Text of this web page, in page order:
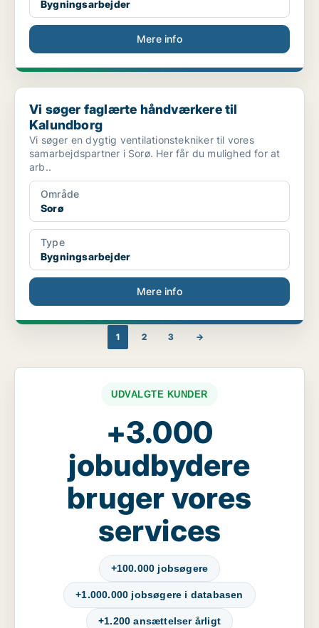
Bygningsarbejder
Mere info
Vi søger faglærte håndværkere til Kalundborg
Vi søger faglærte håndværkere til
Kalundborg
Vi søger en dygtig ventilationstekniker til vores
samarbejdspartner i Sorø. Her får du mulighed for at
arb..
Område
Sorø
Type
Bygningsarbejder
Mere info
1 2 3 →
UDVALGTE KUNDER
+3.000
jobudbydere
bruger vores
services
+100.000 jobsøgere
+1.000.000 jobsøgere i databasen
+1.200 ansættelser årligt